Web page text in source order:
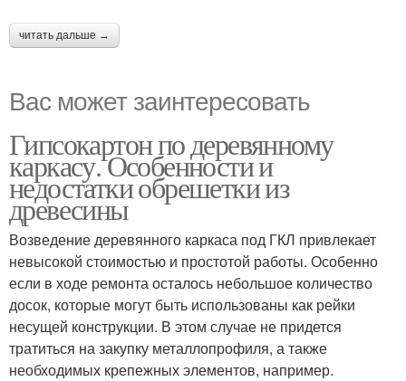
читать дальше →
Вас может заинтересовать
Гипсокартон по деревянному
каркасу. Особенности и
недостатки обрешетки из
древесины
Возведение деревянного каркаса под ГКЛ привлекает
невысокой стоимостью и простотой работы. Особенно
если в ходе ремонта осталось небольшое количество
досок, которые могут быть использованы как рейки
несущей конструкции. В этом случае не придется
тратиться на закупку металлопрофиля, а также
необходимых крепежных элементов, например.